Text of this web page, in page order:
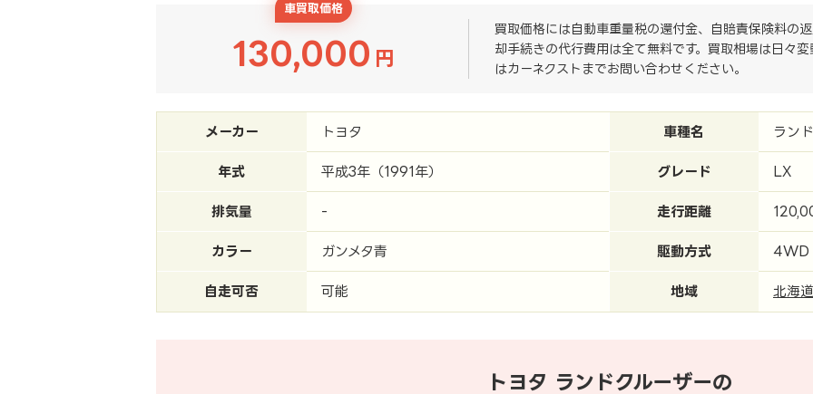
車買取価格
130,000 円
買取価格には自動車重量税の還付金、自賠責保険料の
却手続きの代行費用は全て無料です。買取相場は日々
はカーネクストまでお問い合わせください。
メーカー トヨタ 車種名 ラン
年式 平成3年（1991年） グレード LX
排気量 - 走行距離
カラー ガンメタ青 駆動方式 4WD
自走可否 可能 地域 北海道
トヨタ ランドクルーザーの